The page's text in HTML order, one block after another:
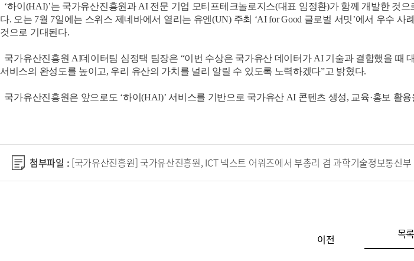
‘하이(HAI)’는 국가유산진흥원과 AI 전문 기업 모티프테크놀로지스(대표 임정환)가 함께 개발한 것
다. 오는 7월 7일에는 스위스 제네바에서 열리는 유엔(UN) 주최 ‘AI for Good 글로벌 서밋’에서 우수
것으로 기대된다.
국가유산진흥원 AI데이터팀 심정택 팀장은 “이번 수상은 국가유산 데이터가 AI 기술과 결합했을 때
서비스의 완성도를 높이고, 우리 유산의 가치를 널리 알릴 수 있도록 노력하겠다”고 밝혔다.
국가유산진흥원은 앞으로도 ‘하이(HAI)’ 서비스를 기반으로 국가유산 AI 콘텐츠 생성, 교육·홍보 활
첨부파일 : [국가유산진흥원] 국가유산진흥원, ICT 넥스트 어워즈에서 부총리 겸 과학기술정보통신
이전 목록